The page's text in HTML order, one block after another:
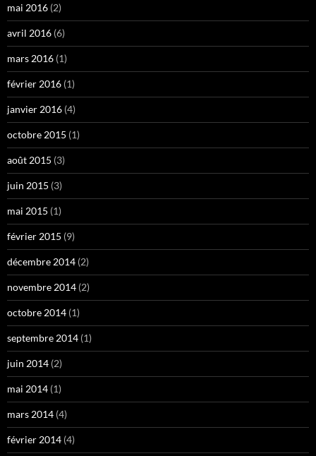
mai 2016 (2)
avril 2016 (6)
mars 2016 (1)
février 2016 (1)
janvier 2016 (4)
octobre 2015 (1)
août 2015 (3)
juin 2015 (3)
mai 2015 (1)
février 2015 (9)
décembre 2014 (2)
novembre 2014 (2)
octobre 2014 (1)
septembre 2014 (1)
juin 2014 (2)
mai 2014 (1)
mars 2014 (4)
février 2014 (4)